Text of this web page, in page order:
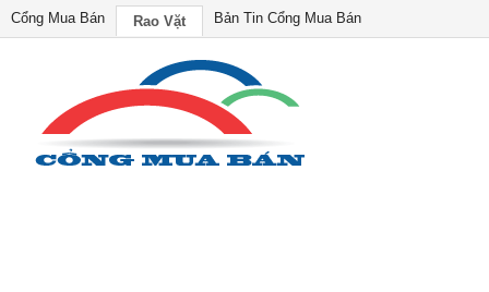
Cổng Mua Bán Rao Vặt Bản Tin Cổng Mua Bán